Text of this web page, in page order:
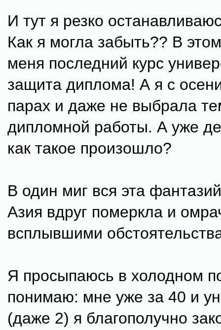
И тут я резко
Как я могла забыть?? В
меня последний курс
защита диплома! А я с
парах и даже не выбрала
дипломной работы. А уже
как такое произошло?
В один миг вся эта
Азия вдруг померкла и
всплывшими
Я просыпаюсь в холодном
понимаю: мне уже за 40 и
(даже 2) я благополучно